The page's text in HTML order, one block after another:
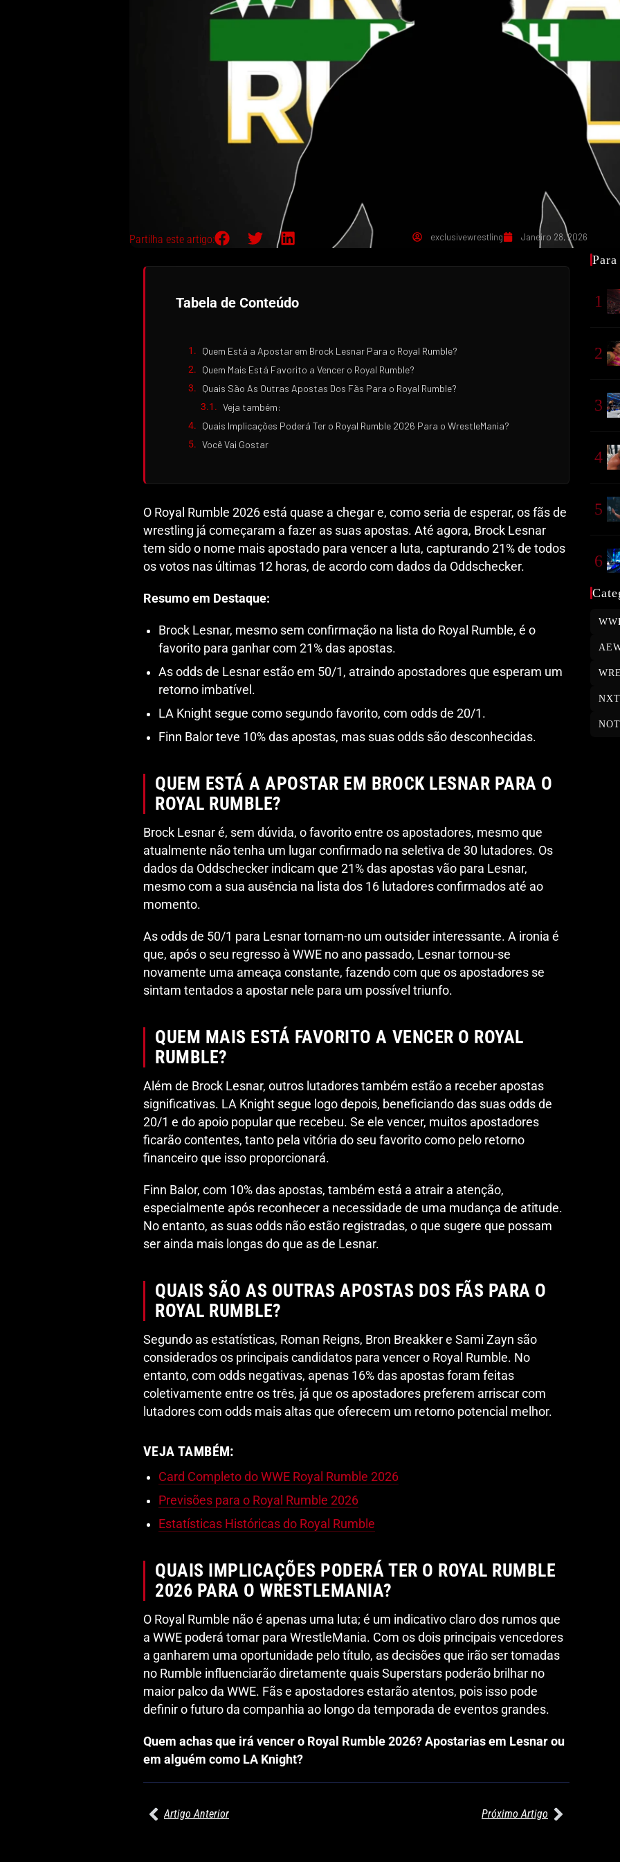
Partilha este artigo: exclusivewrestling Janeiro 28, 2026
Tabela de Conteúdo
Quem Está a Apostar em Brock Lesnar Para o Royal Rumble?
Quem Mais Está Favorito a Vencer o Royal Rumble?
Quais São As Outras Apostas Dos Fãs Para o Royal Rumble?
Veja também:
Quais Implicações Poderá Ter o Royal Rumble 2026 Para o WrestleMania?
Você Vai Gostar
O Royal Rumble 2026 está quase a chegar e, como seria de esperar, os fãs de
wrestling já começaram a fazer as suas apostas. Até agora, Brock Lesnar
tem sido o nome mais apostado para vencer a luta, capturando 21% de todos
os votos nas últimas 12 horas, de acordo com dados da Oddschecker.
Resumo em Destaque:
Brock Lesnar, mesmo sem confirmação na lista do Royal Rumble, é o
favorito para ganhar com 21% das apostas.
As odds de Lesnar estão em 50/1, atraindo apostadores que esperam um
retorno imbatível.
LA Knight segue como segundo favorito, com odds de 20/1.
Finn Balor teve 10% das apostas, mas suas odds são desconhecidas.
QUEM ESTÁ A APOSTAR EM BROCK LESNAR PARA O
ROYAL RUMBLE?
Brock Lesnar é, sem dúvida, o favorito entre os apostadores, mesmo que
atualmente não tenha um lugar confirmado na seletiva de 30 lutadores. Os
dados da Oddschecker indicam que 21% das apostas vão para Lesnar,
mesmo com a sua ausência na lista dos 16 lutadores confirmados até ao
momento.
As odds de 50/1 para Lesnar tornam-no um outsider interessante. A ironia é
que, após o seu regresso à WWE no ano passado, Lesnar tornou-se
novamente uma ameaça constante, fazendo com que os apostadores se
sintam tentados a apostar nele para um possível triunfo.
QUEM MAIS ESTÁ FAVORITO A VENCER O ROYAL
RUMBLE?
Além de Brock Lesnar, outros lutadores também estão a receber apostas
significativas. LA Knight segue logo depois, beneficiando das suas odds de
20/1 e do apoio popular que recebeu. Se ele vencer, muitos apostadores
ficarão contentes, tanto pela vitória do seu favorito como pelo retorno
financeiro que isso proporcionará.
Finn Balor, com 10% das apostas, também está a atrair a atenção,
especialmente após reconhecer a necessidade de uma mudança de atitude.
No entanto, as suas odds não estão registradas, o que sugere que possam
ser ainda mais longas do que as de Lesnar.
QUAIS SÃO AS OUTRAS APOSTAS DOS FÃS PARA O
ROYAL RUMBLE?
Segundo as estatísticas, Roman Reigns, Bron Breakker e Sami Zayn são
considerados os principais candidatos para vencer o Royal Rumble. No
entanto, com odds negativas, apenas 16% das apostas foram feitas
coletivamente entre os três, já que os apostadores preferem arriscar com
lutadores com odds mais altas que oferecem um retorno potencial melhor.
VEJA TAMBÉM:
Card Completo do WWE Royal Rumble 2026
Previsões para o Royal Rumble 2026
Estatísticas Históricas do Royal Rumble
QUAIS IMPLICAÇÕES PODERÁ TER O ROYAL RUMBLE
2026 PARA O WRESTLEMANIA?
O Royal Rumble não é apenas uma luta; é um indicativo claro dos rumos que
a WWE poderá tomar para WrestleMania. Com os dois principais vencedores
a ganharem uma oportunidade pelo título, as decisões que irão ser tomadas
no Rumble influenciarão diretamente quais Superstars poderão brilhar no
maior palco da WWE. Fãs e apostadores estarão atentos, pois isso pode
definir o futuro da companhia ao longo da temporada de eventos grandes.
Quem achas que irá vencer o Royal Rumble 2026? Apostarias em Lesnar ou
em alguém como LA Knight?
Artigo Anterior Próximo Artigo
1
2
3
4
5
6
NXT